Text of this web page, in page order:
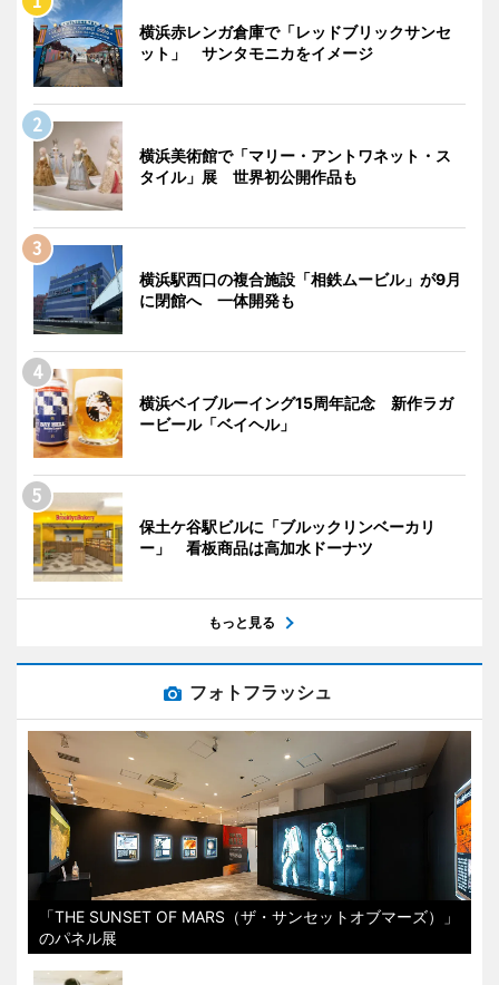
横浜赤レンガ倉庫で「レッドブリックサンセ
ット」 サンタモニカをイメージ
横浜美術館で「マリー・アントワネット・ス
タイル」展 世界初公開作品も
横浜駅西口の複合施設「相鉄ムービル」が9月
に閉館へ 一体開発も
横浜ベイブルーイング15周年記念 新作ラガ
ービール「ベイヘル」
保土ケ谷駅ビルに「ブルックリンベーカリ
ー」 看板商品は高加水ドーナツ
もっと見る
フォトフラッシュ
「THE SUNSET OF MARS（ザ・サンセットオブマーズ）」
のパネル展